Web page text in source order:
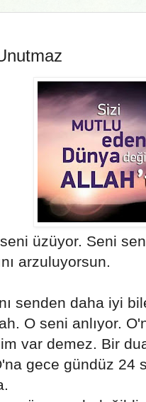
üzüyor. Seni
arzuluyorsun.
senden daha iyi
O seni anlıyor.
var demez. Bir
gece gündüz